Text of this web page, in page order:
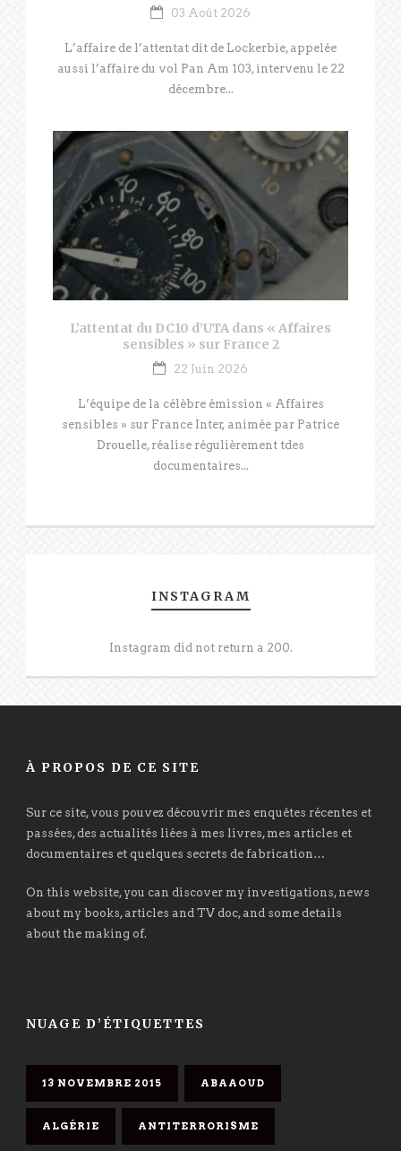
03 Août 2026
L’affaire de l’attentat dit de Lockerbie, appelée
aussi l’affaire du vol Pan Am 103, intervenu le 22
décembre...
L’attentat du DC10 d’UTA dans « Affaires
sensibles » sur France 2
22 Juin 2026
L’équipe de la célèbre émission « Affaires
sensibles » sur France Inter, animée par Patrice
Drouelle, réalise régulièrement tdes
documentaires...
INSTAGRAM
Instagram did not return a 200.
À PROPOS DE CE SITE
Sur ce site, vous pouvez découvrir mes enquêtes récentes et
passées, des actualités liées à mes livres, mes articles et
documentaires et quelques secrets de fabrication…
On this website, you can discover my investigations, news
about my books, articles and TV doc, and some details
about the making of.
NUAGE D’ÉTIQUETTES
13 NOVEMBRE 2015 ABAAOUD
ALGÉRIE ANTITERRORISME